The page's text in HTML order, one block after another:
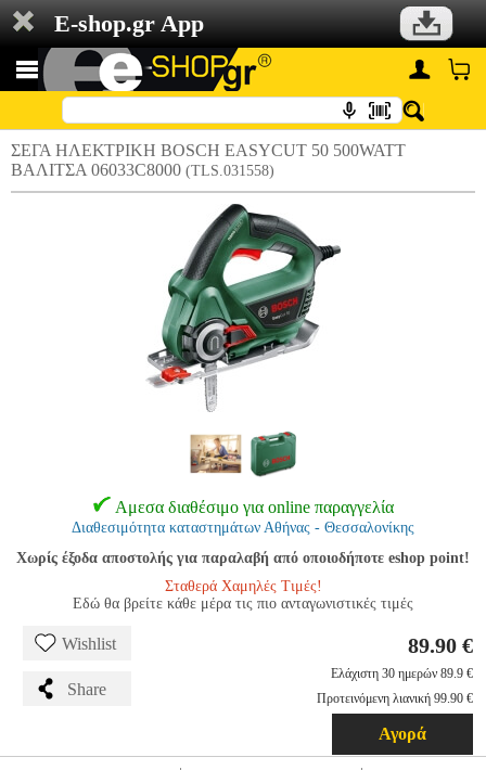
E-shop.gr App
ΣΕΓΑ ΗΛΕΚΤΡΙΚΗ BOSCH EASYCUT 50 500WATT
ΒΑΛΙΤΣΑ 06033C8000 (TLS.031558)
Αμεσα διαθέσιμο για online παραγγελία
Διαθεσιμότητα καταστημάτων Αθήνας - Θεσσαλονίκης
Χωρίς έξοδα αποστολής για παραλαβή από οποιοδήποτε eshop point!
Σταθερά Χαμηλές Τιμές!
Εδώ θα βρείτε κάθε μέρα τις πιο ανταγωνιστικές τιμές
Wishlist
Share
89.90 €
Ελάχιστη 30 ημερών 89.9 €
Προτεινόμενη λιανική 99.90 €
Αγορά